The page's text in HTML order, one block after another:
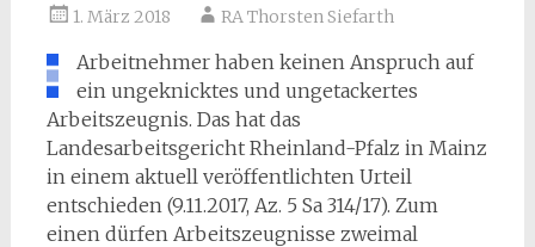
1. März 2018 RA Thorsten Siefarth
Arbeitnehmer haben keinen Anspruch auf
ein ungeknicktes und ungetackertes
Arbeitszeugnis. Das hat das
Landesarbeitsgericht Rheinland-Pfalz in Mainz
in einem aktuell veröffentlichten Urteil
entschieden (9.11.2017, Az. 5 Sa 314/17). Zum
einen dürfen Arbeitszeugnisse zweimal